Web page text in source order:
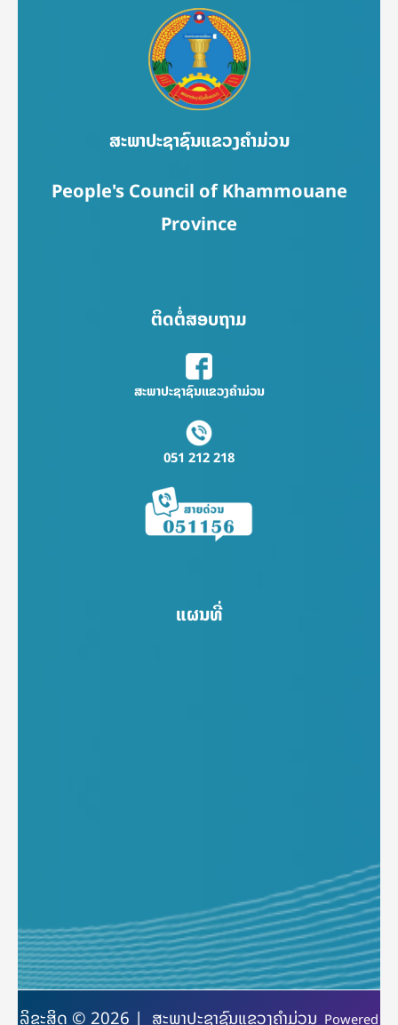
ສະພາປະຊາຊົນແຂວງຄຳມ່ວນ
People's Council of Khammouane
Province
ຕິດຕໍ່ສອບຖາມ
ສະພາປະຊາຊົນແຂວງຄຳມ່ວນ
051 212 218
ແຜນທີ່
ລິຂະສິດ © 2026 | ສະພາປະຊາຊົນແຂວງຄຳມ່ວນ Powered